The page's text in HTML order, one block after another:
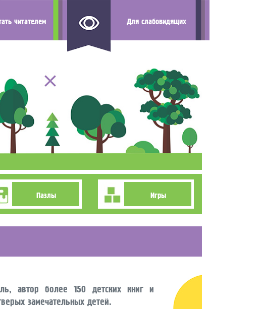
читателем Для слабовидящих
Пазлы Игры
автор более 150 детских книг и
замечательных детей.